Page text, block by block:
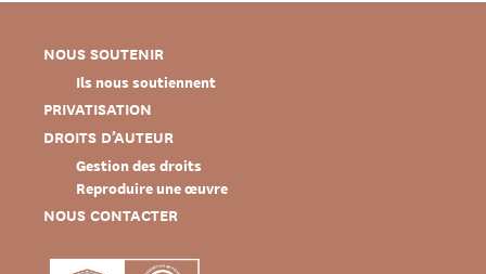
NOUS SOUTENIR
Ils nous soutiennent
PRIVATISATION
DROITS D’AUTEUR
Gestion des droits
Reproduire une œuvre
NOUS CONTACTER